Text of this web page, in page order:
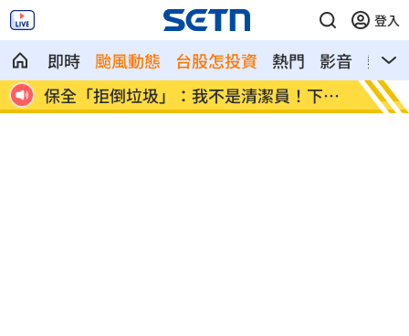
登入
即時 颱風動態 台股怎投資 熱門 影音
熱搜
山
保全「拒倒垃圾」：我不是清潔員！下場
慘
女律
男